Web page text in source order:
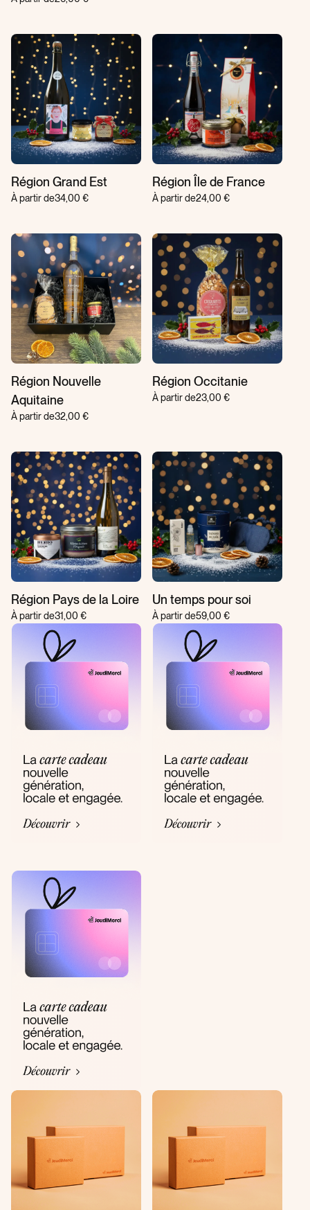
Région Grand Est
À partir de34,00 €
Région Île de France
À partir de24,00 €
Région Nouvelle
Aquitaine
À partir de32,00 €
Région Occitanie
À partir de23,00 €
Région Pays de la Loire
À partir de31,00 €
Un temps pour soi
À partir de59,00 €